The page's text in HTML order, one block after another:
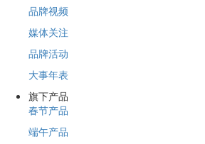
品牌视频
媒体关注
品牌活动
大事年表
旗下产品
春节产品
端午产品